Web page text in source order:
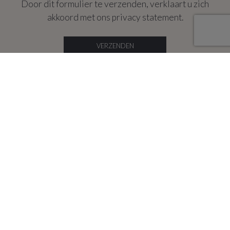
Door dit formulier te verzenden, verklaart u zich
akkoord met ons privacy statement.
VERZENDEN